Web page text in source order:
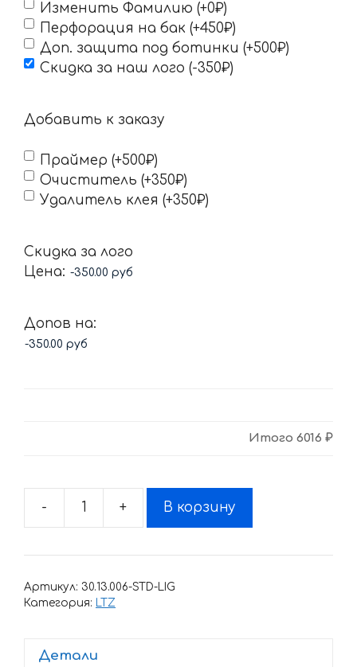
Изменить Фамилию (+0₽)
Перфорация на бак (+450₽)
Доп. защита под ботинки (+500₽)
Скидка за наш лого (-350₽)
Добавить к заказу
Праймер (+500₽)
Очиститель (+350₽)
Удалитель клея (+350₽)
Скидка за лого
Цена:
Допов на:
Итого 6016 ₽
-
Количество
Комплект
SUZUKI
+ В корзину
Артикул: 30.13.006-STD-LIG
Категория: LTZ
Детали